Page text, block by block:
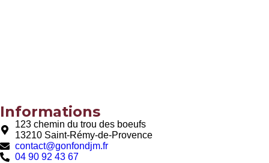
Informations
123 chemin du trou des boeufs
13210 Saint-Rémy-de-Provence
contact@gonfondjm.fr
04 90 92 43 67